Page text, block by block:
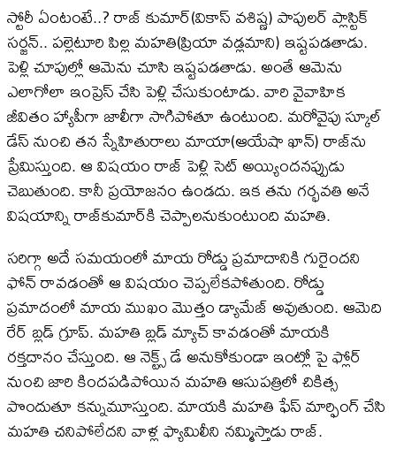
స్టోరీ ఏంటంటే..? రాజ్‌ కుమార్‌(వికాస్‌ వశిష్ణ) పాపులర్‌ ప్లాస్టిక్‌
సర్జన్‌.. పల్లెటూరి పిల్ల మహతి(ప్రియా వడ్లమాని) ఇష్టపడతాడు.
పెళ్లి చూపుల్లో ఆమెను చూసి ఇష్టపడతాడు. అంతే ఆమెను
ఎలాగోలా ఇంప్రెస్ చేసి పెళ్లి చేసుకుంటాడు. వారి వైవాహిక
జీవితం హ్యాపీగా జాలీగా సాగిపోతూ ఉంటుంది. మరోవైపు స్కూల్‌
డేస్‌ నుంచి తన స్నేహితురాలు మాయా(ఆయేషా ఖాన్‌) రాజ్​ను
ప్రేమిస్తుంది. ఆ విషయం రాజ్‌ పెళ్లి సెట్‌ అయ్యిందనప్పుడు
చెబుతుంది. కానీ ప్రయోజనం ఉండదు. ఇక తను గర్భవతి అనే
విషయాన్ని రాజ్‌కుమార్‌కి చెప్పాలనుకుంటుంది మహతి.
సరిగ్గా అదే సమయంలో మాయ రోడ్డు ప్రమాదానికి గురైందని
ఫోన్‌ రావడంతో ఆ విషయం చెప్పలేకపోతుంది. రోడ్డు
ప్రమాదంలో మాయ ముఖం మొత్తం డ్యామేజ్‌ అవుతుంది. ఆమెది
రేర్‌ బ్లడ్‌ గ్రూప్‌. మహతి బ్లడ్‌ మ్యాచ్‌ కావడంతో మాయకి
రక్తదానం చేస్తుంది. ఆ నెక్ట్స్ డే అనుకోకుండా ఇంట్లో పై ఫ్లోర్‌
నుంచి జారి కిందపడిపోయిన మహతి ఆసుపత్రిలో చికిత్స
పొందుతూ కన్నుమూస్తుంది. మాయకి మహతి ఫేస్‌ మార్ఫింగ్‌ చేసి
మహతి చనిపోలేదని వాళ్ల ఫ్యామిలీని నమ్మిస్తాడు రాజ్‌.